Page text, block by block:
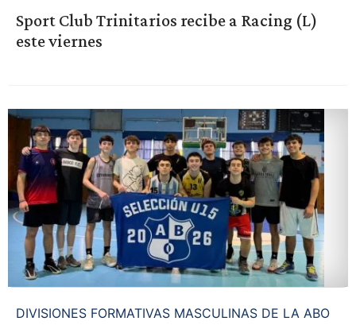
Sport Club Trinitarios recibe a Racing (L)
este viernes
DIVISIONES FORMATIVAS MASCULINAS DE LA ABO